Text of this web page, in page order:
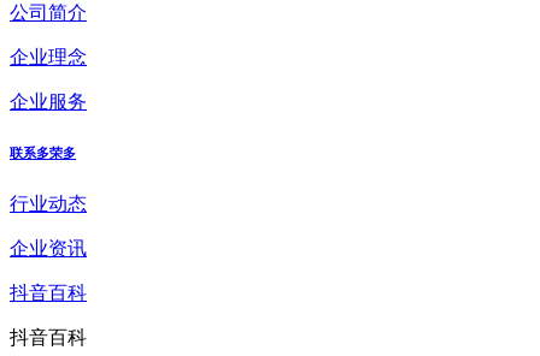
公司简介
企业理念
企业服务
联系多荣多
行业动态
企业资讯
抖音百科
抖音百科